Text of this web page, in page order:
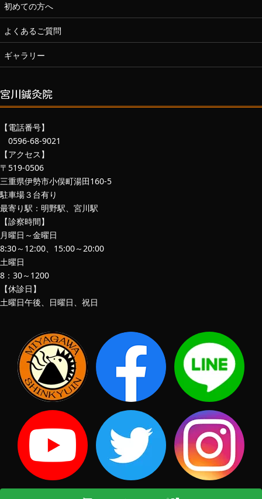
初めての方へ
よくあるご質問
ギャラリー
宮川鍼灸院
【電話番号】
0596-68-9021
【アクセス】
〒519-0506
三重県伊勢市小俣町湯田160-5
駐車場３台有り
最寄り駅：明野駅、宮川駅
【診察時間】
月曜日～金曜日
8:30～12:00、15:00～20:00
土曜日
8：30～1200
【休診日】
土曜日午後、日曜日、祝日